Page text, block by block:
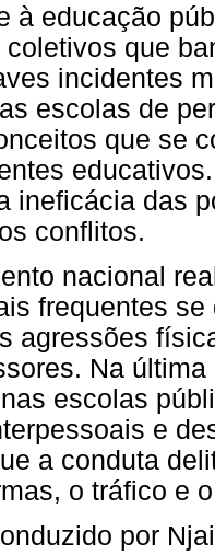
à educação
que
incidentes
escolas de
que se
ineficácia das
conflitos.
nacional
frequentes
agressões
Na
escolas
e
a conduta
o tráfico e
por